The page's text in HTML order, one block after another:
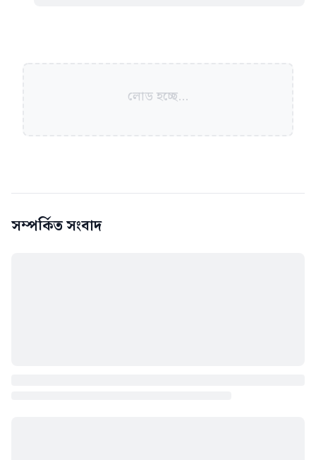
লোড হচ্ছে...
সম্পর্কিত সংবাদ